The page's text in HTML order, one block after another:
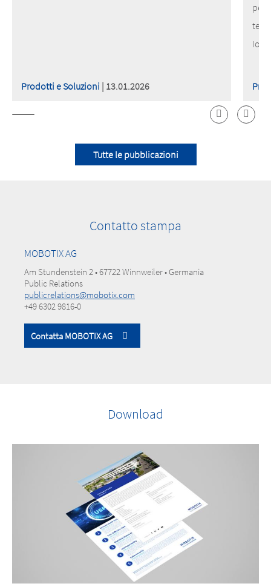
Prodotti e Soluzioni | 13.01.2026
IoT
Tutte le pubblicazioni
Contatto stampa
MOBOTIX AG
Am Stundenstein 2 • 67722 Winnweiler • Germania
Public Relations
publicrelations@mobotix.com
+49 6302 9816-0
Contatta MOBOTIX AG
Download